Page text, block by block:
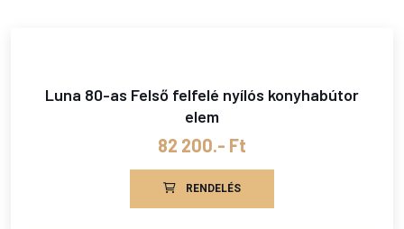
Luna 80-as Felső felfelé nyílós konyhabútor
elem
82 200.- Ft
RENDELÉS